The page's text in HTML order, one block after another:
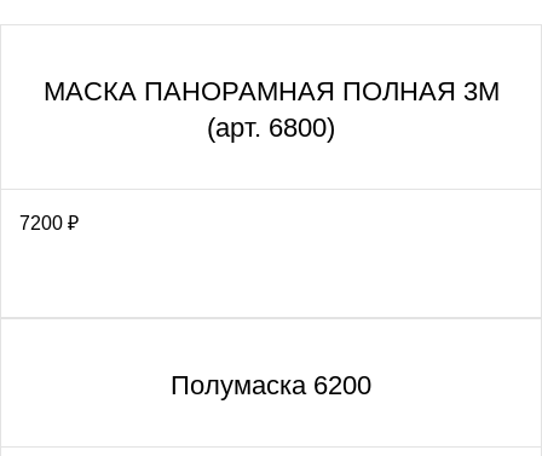
МАСКА ПАНОРАМНАЯ ПОЛНАЯ 3M
(арт. 6800)
7200 ₽
Полумаска 6200